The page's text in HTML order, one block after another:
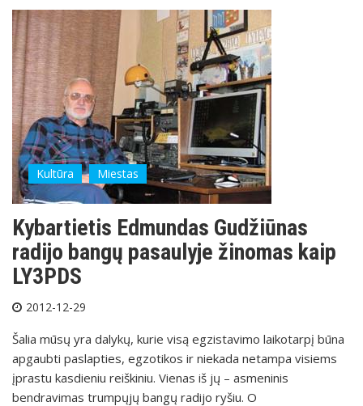
Kultūra Miestas
Kybartietis Edmundas Gudžiūnas
radijo bangų pasaulyje žinomas kaip
LY3PDS
2012-12-29
Šalia mūsų yra dalykų, kurie visą egzistavimo laikotarpį būna
apgaubti paslapties, egzotikos ir niekada netampa visiems
įprastu kasdieniu reiškiniu. Vienas iš jų – asmeninis
bendravimas trumpųjų bangų radijo ryšiu. O